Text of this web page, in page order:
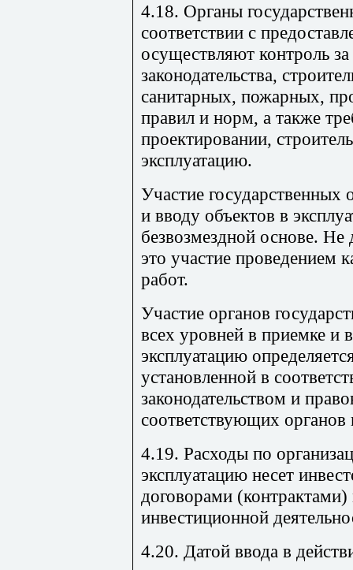
4.18. Органы
соответствии с
осуществляют контроль
законодательства,
санитарных, пожарных,
правил и норм, а также
проектировании,
эксплуатацию.
Участие государственных
и вводу объектов в
безвозмездной основе. Не
это участие проведением
работ.
Участие органов
всех уровней в приемке и
эксплуатацию
установленной в
законодательством и
соответствующих органов
4.19. Расходы по
эксплуатацию несет
договорами
инвестиционной
4.20. Датой ввода в